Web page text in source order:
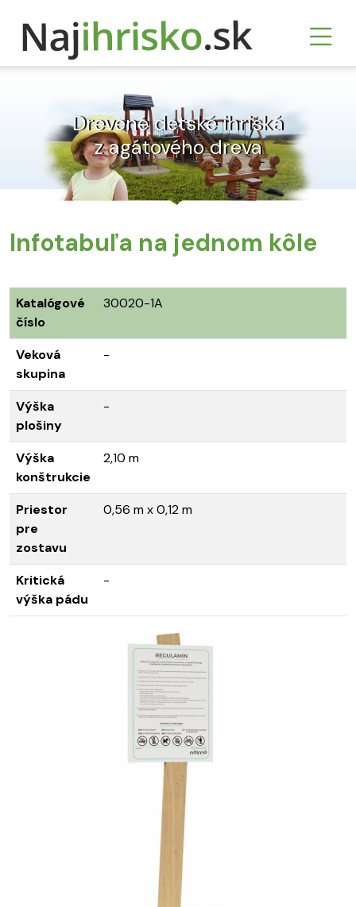
Drevené detské ihriská
z agátového dreva
Infotabuľa na jednom kôle
Katalógové
číslo
30020-1A
Veková
skupina
-
Výška
plošiny
-
Výška
konštrukcie
2,10 m
Priestor
pre
zostavu
0,56 m x 0,12 m
Kritická
výška pádu
-